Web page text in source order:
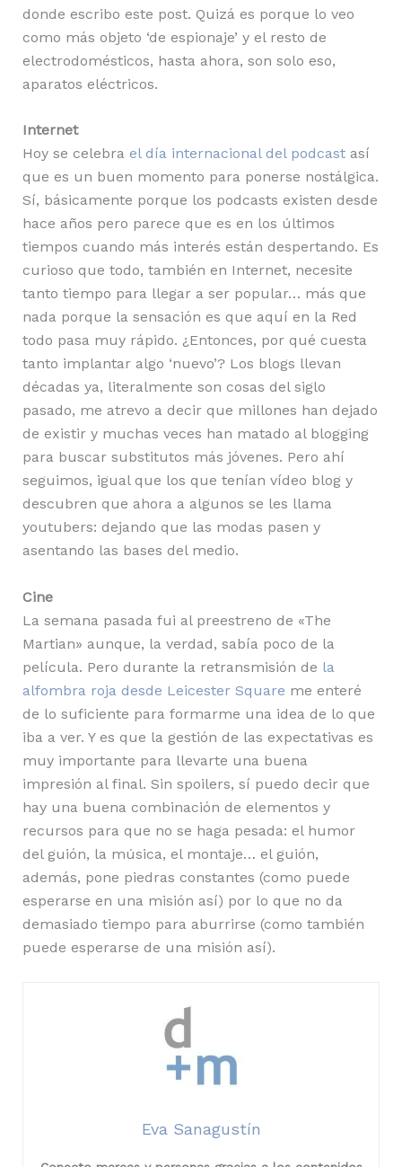
donde escribo este post. Quizá es porque lo veo
como más objeto ‘de espionaje’ y el resto de
electrodomésticos, hasta ahora, son solo eso,
aparatos eléctricos.
Internet
Hoy se celebra el día internacional del podcastasí
que es un buen momento para ponerse nostálgica.
Sí, básicamente porque los podcasts existen desde
hace años pero parece que es en los últimos
tiempos cuando más interés están despertando. Es
curioso que todo, también en Internet, necesite
tanto tiempo para llegar a ser popular… más que
nada porque la sensación es que aquí en la Red
todo pasa muy rápido. ¿Entonces, por qué cuesta
tanto implantar algo ‘nuevo’? Los blogs llevan
décadas ya, literalmente son cosas del siglo
pasado, me atrevo a decir que millones han dejado
de existir y muchas veces han matado al blogging
para buscar substitutos más jóvenes. Pero ahí
seguimos, igual que los que tenían vídeo blog y
descubren que ahora a algunos se les llama
youtubers: dejando que las modas pasen y
asentando las bases del medio.
Cine
La semana pasada fui al preestreno de «The
Martian» aunque, la verdad, sabía poco de la
película. Pero durante la retransmisión de la
alfombra roja desde Leicester Square me enteré
de lo suficiente para formarme una idea de lo que
iba a ver. Y es que la gestión de las expectativas es
muy importante para llevarte una buena
impresión al final. Sin spoilers, sí puedo decir que
hay una buena combinación de elementos y
recursos para que no se haga pesada: el humor
del guión, la música, el montaje… el guión,
además, pone piedras constantes (como puede
esperarse en una misión así) por lo que no da
demasiado tiempo para aburrirse (como también
puede esperarse de una misión así).
Eva Sanagustín